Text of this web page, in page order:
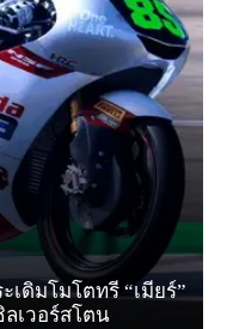
ดิมโมโตทรี “เมียร์”
เวอร์สโตน